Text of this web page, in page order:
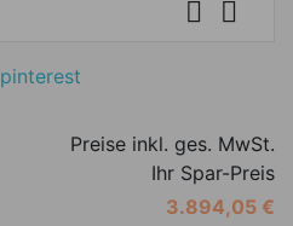
 
pinterest
Preise inkl. ges. MwSt.
Ihr Spar-Preis
3.894,05 €